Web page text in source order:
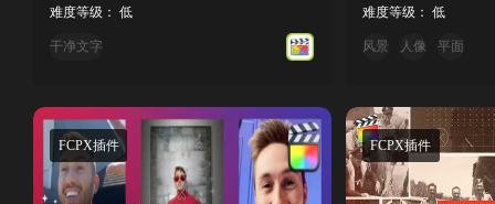
难度等级： 低
干净文字
难度等级： 低
风景 人像 平面
FCPX插件 FCPX插件